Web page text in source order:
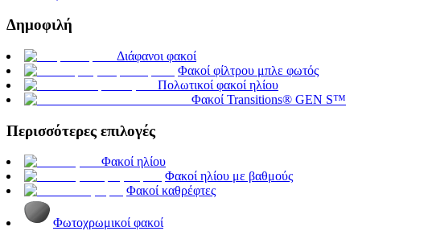
Δημοφιλή
Διάφανοι φακοί
Φακοί φίλτρου μπλε φωτός
Πολωτικοί φακοί ηλίου
Φακοί Transitions® GEN S™
Περισσότερες επιλογές
Φακοί ηλίου
Φακοί ηλίου με βαθμούς
Φακοί καθρέφτες
Φωτοχρωμικοί φακοί